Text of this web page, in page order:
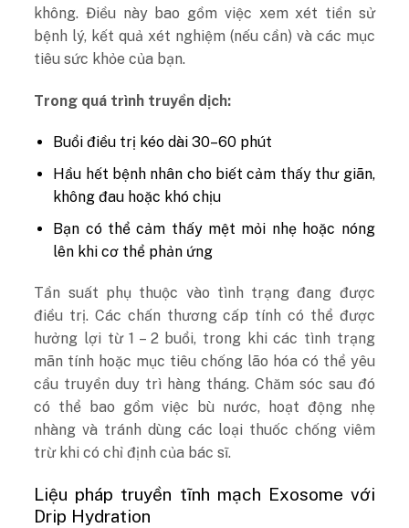
không. Điều này bao gồm việc xem xét tiền sử
bệnh lý, kết quả xét nghiệm (nếu cần) và các mục
tiêu sức khỏe của bạn.
Trong quá trình truyền dịch:
Buổi điều trị kéo dài 30–60 phút
Hầu hết bệnh nhân cho biết cảm thấy thư giãn,
không đau hoặc khó chịu
Bạn có thể cảm thấy mệt mỏi nhẹ hoặc nóng
lên khi cơ thể phản ứng
Tần suất phụ thuộc vào tình trạng đang được
điều trị. Các chấn thương cấp tính có thể được
hưởng lợi từ 1 – 2 buổi, trong khi các tình trạng
mãn tính hoặc mục tiêu chống lão hóa có thể yêu
cầu truyền duy trì hàng tháng. Chăm sóc sau đó
có thể bao gồm việc bù nước, hoạt động nhẹ
nhàng và tránh dùng các loại thuốc chống viêm
trừ khi có chỉ định của bác sĩ.
Liệu pháp truyền tĩnh mạch Exosome với
Drip Hydration